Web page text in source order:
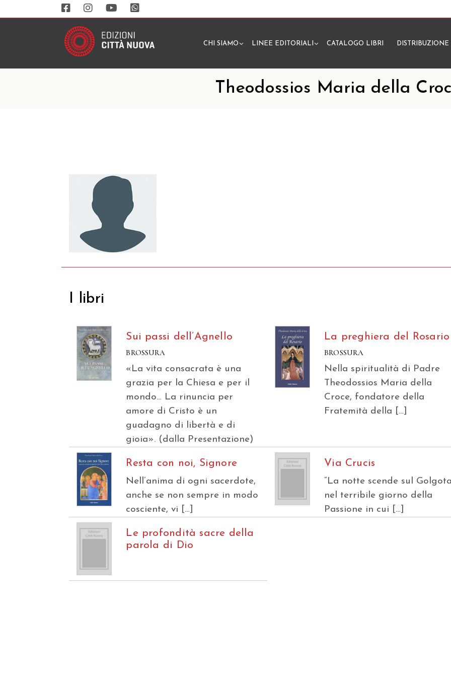
CHI SIAMO LINEE EDITORIALI CATALOGO LIBRI DISTRIBUZIONE
Theodossios Maria della
I libri
Sui passi dell’Agnello
BROSSURA
«La vita consacrata è una
grazia per la Chiesa e per il
mondo… La rinuncia per
amore di Cristo è un
guadagno di libertà e di
gioia». (dalla Presentazione)
La preghiera del Rosario
BROSSURA
Nella spiritualità di Padre
Theodossios Maria della
Croce, fondatore della
Fratemità della […]
Resta con noi, Signore
Nell’anima di ogni sacerdote,
anche se non sempre in modo
cosciente, vi […]
Via Crucis
“La notte scende sul Golgota
nel terribile giorno della
Passione in cui […]
Le profondità sacre della
parola di Dio